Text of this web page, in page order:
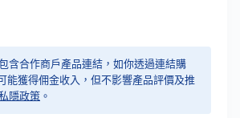
含合作商戶產品連結，如你透過連結購
能獲得佣金收入，但不影響產品評價及推
隱政策 。